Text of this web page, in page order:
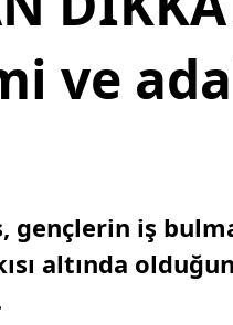
ve
gençlerin iş
altında